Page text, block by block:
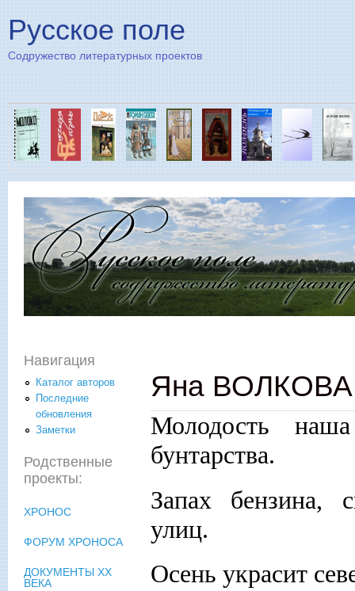
Русское поле
Содружество литературных проектов
Яна ВОЛКОВА.
Молодость
бунтарства.
Запах бензина,
улиц.
Осень украсит
Навигация
Каталог авторов
Последние
обновления
Заметки
Родственные
проекты:
ХРОНОС
ФОРУМ ХРОНОСА
ДОКУМЕНТЫ XX
ВЕКА